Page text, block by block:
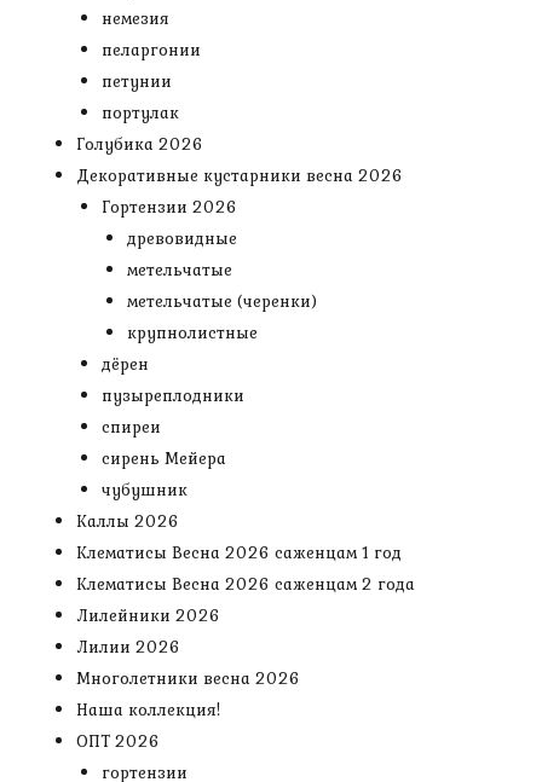
немезия
пеларгонии
петунии
портулак
Голубика 2026
Декоративные кустарники весна 2026
Гортензии 2026
древовидные
метельчатые
метельчатые (черенки)
крупнолистные
дёрен
пузыреплодники
спиреи
сирень Мейера
чубушник
Каллы 2026
Клематисы Весна 2026 саженцам 1 год
Клематисы Весна 2026 саженцам 2 года
Лилейники 2026
Лилии 2026
Многолетники весна 2026
Наша коллекция!
ОПТ 2026
гортензии